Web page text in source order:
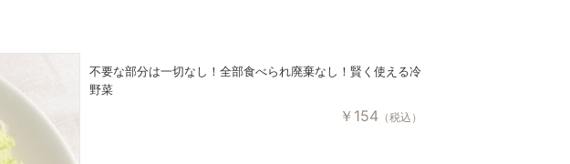
不要な部分は一切なし！全部食べられ廃棄なし！賢く使える冷
野菜
￥ 154 （税込）